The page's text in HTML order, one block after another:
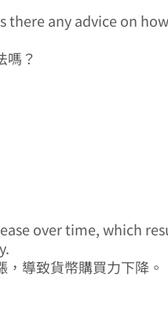
there any advice on
嗎？
over time, which
導致貨幣購買力下降。